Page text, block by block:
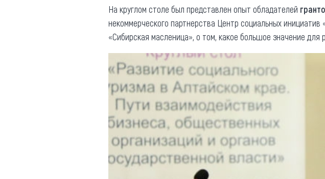
На круглом столе был представлен опыт обладателей
некоммерческого партнерства Центр социальных
«Сибирская масленица», о том, какое большое значение